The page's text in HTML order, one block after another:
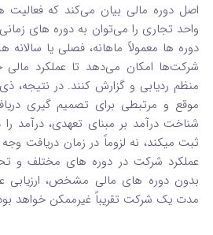
اصل دوره مالی بیان می‌کند که
واحد تجاری را می‌توان به دوره‌ های
دوره‌ ها معمولاً ماهانه، فصلی یا سالانه
شرکت‌ها امکان می‌دهد تا عملکرد مالی
منظم ردیابی و گزارش کنند. در نتیجه،
موقع و مرتبطی برای تصمیم‌ گیری
شناخت درآمد بر مبنای تعهدی، درآمد
ثبت میکند، نه لزوماً در زمان دریافت وجه
عملکرد شرکت در دوره‌ های مختلف و
بدون دوره‌ های مالی مشخص، ارزیابی
مدت یک شرکت تقریباً غیرممکن خواهد